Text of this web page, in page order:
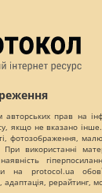
авторських прав на
якщо не вказано
фотозображення,
При використанні
на protocol.ua
адаптація, рерайтинг,